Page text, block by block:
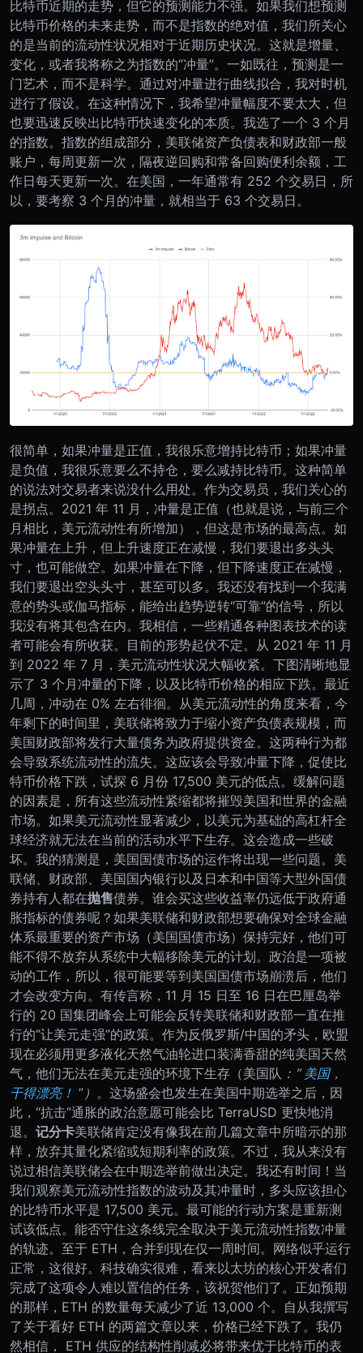
比特币近期的走势，但它的预测能力不强。如果我们想预测
比特币价格的未来走势，而不是指数的绝对值，我们所关心
的是当前的流动性状况相对于近期历史状况。这就是增量、
变化，或者我将称之为指数的“冲量”。 一如既往，预测是一
门艺术，而不是科学。通过对冲量进行曲线拟合，我对时机
进行了假设。在这种情况下，我希望冲量幅度不要太大，但
也要迅速反映出比特币快速变化的本质。我选了一个 3 个月
的指数。指数的组成部分，美联储资产负债表和财政部一般
账户，每周更新一次，隔夜逆回购和常备回购便利余额，工
作日每天更新一次。在美国，一年通常有 252 个交易日，所
以，要考察 3 个月的冲量，就相当于 63 个交易日。
很简单，如果冲量是正值，我很乐意增持比特币；如果冲量
是负值，我很乐意要么不持仓，要么减持比特币。 这种简单
的说法对交易者来说没什么用处。作为交易员，我们关心的
是拐点。2021 年 11 月，冲量是正值（也就是说，与前三个
月相比，美元流动性有所增加），但这是市场的最高点。如
果冲量在上升，但上升速度正在减慢，我们要退出多头头
寸，也可能做空。如果冲量在下降，但下降速度正在减慢，
我们要退出空头头寸，甚至可以多。 我还没有找到一个我满
意的势头或伽马指标，能给出趋势逆转“可靠”的信号，所以
我没有将其包含在内。我相信，一些精通各种图表技术的读
者可能会有所收获。 目前的形势起伏不定。从 2021 年 11 月
到 2022 年 7 月，美元流动性状况大幅收紧。下图清晰地显
示了 3 个月冲量的下降，以及比特币价格的相应下跌。最近
几周，冲动在 0% 左右徘徊。 从美元流动性的角度来看，今
年剩下的时间里，美联储将致力于缩小资产负债表规模，而
美国财政部将发行大量债务为政府提供资金。这两种行为都
会导致系统流动性的流失。这应该会导致冲量下降，促使比
特币价格下跌，试探 6 月份 17,500 美元的低点。 缓解问题
的因素是，所有这些流动性紧缩都将摧毁美国和世界的金融
市场。如果美元流动性显著减少，以美元为基础的高杠杆全
球经济就无法在当前的活动水平下生存。这会造成一些破
坏。我的猜测是，美国国债市场的运作将出现一些问题。美
联储、财政部、美国国内银行以及日本和中国等大型外国债
券持有人都在抛售债券。谁会买这些收益率仍远低于政府通
胀指标的债券呢？如果美联储和财政部想要确保对全球金融
体系最重要的资产市场（美国国债市场）保持完好，他们可
能不得不放弃从系统中大幅移除美元的计划。政治是一项被
动的工作，所以，很可能要等到美国国债市场崩溃后，他们
才会改变方向。 有传言称，11 月 15 日至 16 日在巴厘岛举
行的 20 国集团峰会上可能会反转美联储和财政部一直在推
行的“让美元走强”的政策。作为反俄罗斯/中国的矛头，欧盟
现在必须用更多液化天然气油轮进口装满香甜的纯美国天然
气，他们无法在美元走强的环境下生存（美国队 ：“ 美国，
干得漂亮！ ” ）。 这场盛会也发生在美国中期选举之后，因
此，“抗击”通胀的政治意愿可能会比 TerraUSD 更快地消
退。 记分卡美联储肯定没有像我在前几篇文章中所暗示的那
样，放弃其量化紧缩或短期利率的政策。不过，我从来没有
说过相信美联储会在中期选举前做出决定。我还有时间！ 当
我们观察美元流动性指数的波动及其冲量时，多头应该担心
的比特币水平是 17,500 美元。最可能的行动方案是重新测
试该低点。能否守住这条线完全取决于美元流动性指数冲量
的轨迹。 至于 ETH，合并到现在仅一周时间。网络似乎运行
正常，这很好。科技确实很难，看来以太坊的核心开发者们
完成了这项令人难以置信的任务，该祝贺他们了。正如预期
的那样，ETH 的数量每天减少了近 13,000 个。 自从我撰写
了关于看好 ETH 的两篇文章以来，价格已经下跌了。我仍
然相信， ETH 供应的结构性削减必将带来优于比特币的表